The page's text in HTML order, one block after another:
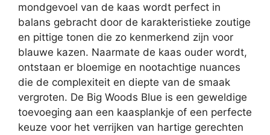
mondgevoel van de kaas wordt perfect in
balans gebracht door de karakteristieke zoutige
en pittige tonen die zo kenmerkend zijn voor
blauwe kazen. Naarmate de kaas ouder wordt,
ontstaan er bloemige en nootachtige nuances
die de complexiteit en diepte van de smaak
vergroten. De Big Woods Blue is een geweldige
toevoeging aan een kaasplankje of een perfecte
keuze voor het verrijken van hartige gerechten